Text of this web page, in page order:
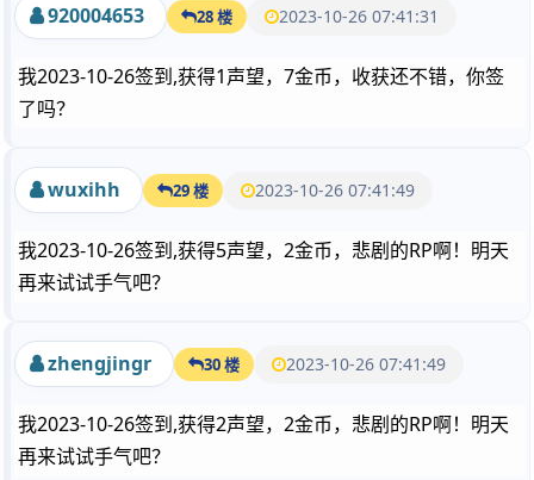
920004653 28 楼 2023-10-26 07:41:31
我2023-10-26签到,获得1声望，7金币，收获还不错，你签
了吗？
wuxihh 29 楼 2023-10-26 07:41:49
我2023-10-26签到,获得5声望，2金币，悲剧的RP啊！明天
再来试试手气吧？
zhengjingr 30 楼 2023-10-26 07:41:49
我2023-10-26签到,获得2声望，2金币，悲剧的RP啊！明天
再来试试手气吧？